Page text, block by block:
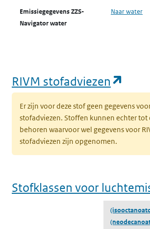
Emissiegegevens ZZS-
Navigator water
Naar water
RIVM stofadviezen
Er zijn voor deze stof geen gegevens
stofadviezen. Stoffen kunnen echter tot
behoren waarvoor wel gegevens voor
stofadviezen zijn opgenomen.
Stofklassen voor